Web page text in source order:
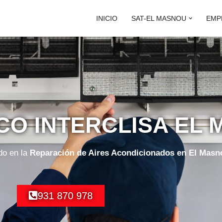
INICIO SAT-EL MASNOU
INTERCLISA EL
en la Reparación de Aires Acondicionados en El
931 870 978